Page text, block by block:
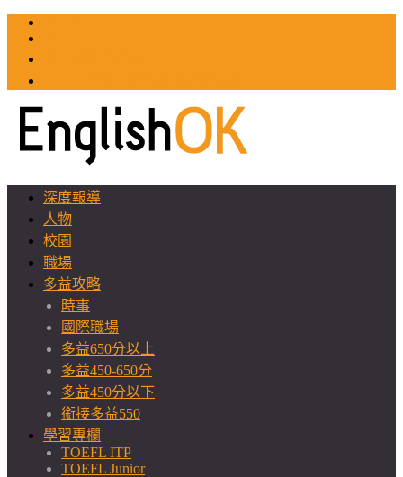
深度報導
人物
校園
職場
多益攻略
時事
國際職場
多益650分以上
多益450-650分
多益450分以下
銜接多益550
學習專欄
TOEFL ITP
TOEFL Junior